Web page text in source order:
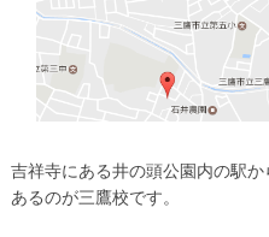
吉祥寺にある井の頭公園内の駅
あるのが三鷹校です。